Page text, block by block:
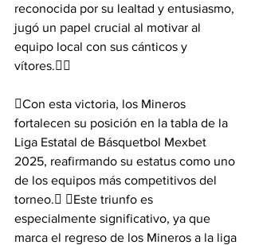
reconocida por su lealtad y entusiasmo,
jugó un papel crucial al motivar al
equipo local con sus cánticos y
vítores.
Con esta victoria, los Mineros
fortalecen su posición en la tabla de la
Liga Estatal de Básquetbol Mexbet
2025, reafirmando su estatus como uno
de los equipos más competitivos del
torneo. Este triunfo es
especialmente significativo, ya que
marca el regreso de los Mineros a la liga